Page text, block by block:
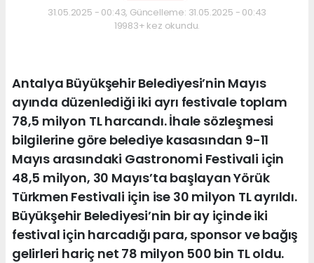
31.05.2025 - 00:43, Güncelleme: 31.05.2025 - 00:43
19983+ kez okundu.
Antalya Büyükşehir Belediyesi’nin Mayıs
ayında düzenlediği iki ayrı festivale toplam
78,5 milyon TL harcandı. İhale sözleşmesi
bilgilerine göre belediye kasasından 9-11
Mayıs arasındaki Gastronomi Festivali için
48,5 milyon, 30 Mayıs’ta başlayan Yörük
Türkmen Festivali için ise 30 milyon TL ayrıldı.
Büyükşehir Belediyesi’nin bir ay içinde iki
festival için harcadığı para, sponsor ve bağış
gelirleri hariç net 78 milyon 500 bin TL oldu.